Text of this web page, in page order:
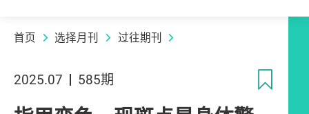
首页 选择月刊 过往期刊
2025.07 585期